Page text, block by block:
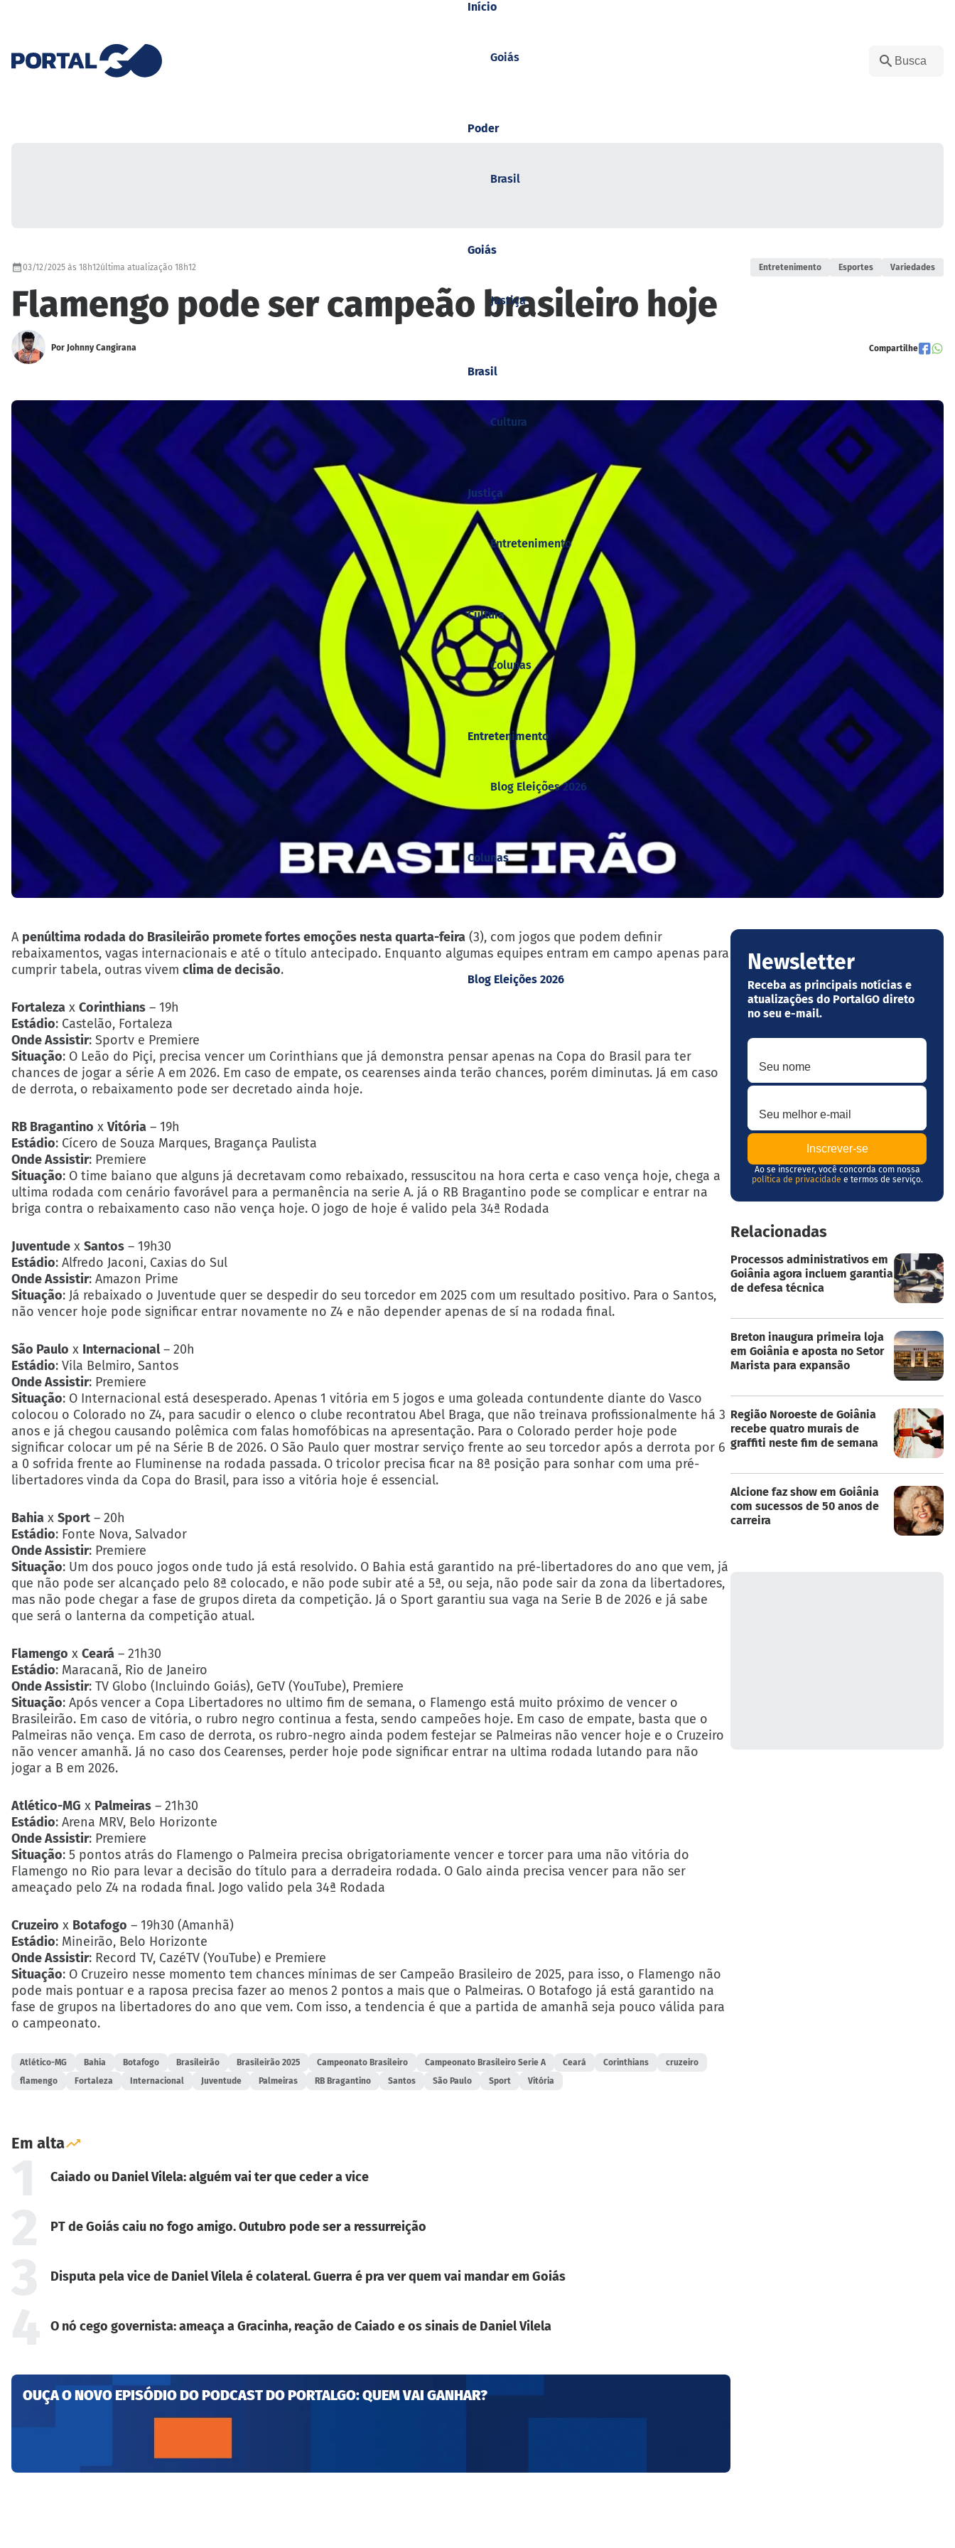
Goiás
Brasil
Justiça
Cultura
Entretenimento
Colunas
Blog Eleições 2026
Início
Poder
Goiás
Brasil
Justiça
Cultura
Entretenimento
Colunas
Blog Eleições 2026
03/12/2025 às 18h12última atualização 18h12 Entretenimento Esportes Variedades
Flamengo pode ser campeão brasileiro hoje
Por Johnny Cangirana Compartilhe
A penúltima rodada do Brasileirão promete fortes emoções nesta quarta-feira (3), com jogos que podem definir
rebaixamentos, vagas internacionais e até o título antecipado. Enquanto algumas equipes entram em campo apenas para
cumprir tabela, outras vivem clima de decisão.
Fortaleza x Corinthians – 19h
Estádio: Castelão, Fortaleza
Onde Assistir: Sportv e Premiere
Situação: O Leão do Piçi, precisa vencer um Corinthians que já demonstra pensar apenas na Copa do Brasil para ter
chances de jogar a série A em 2026. Em caso de empate, os cearenses ainda terão chances, porém diminutas. Já em caso
de derrota, o rebaixamento pode ser decretado ainda hoje.
RB Bragantino x Vitória – 19h
Estádio: Cícero de Souza Marques, Bragança Paulista
Onde Assistir: Premiere
Situação: O time baiano que alguns já decretavam como rebaixado, ressuscitou na hora certa e caso vença hoje, chega a
ultima rodada com cenário favorável para a permanência na serie A. já o RB Bragantino pode se complicar e entrar na
briga contra o rebaixamento caso não vença hoje. O jogo de hoje é valido pela 34ª Rodada
Juventude x Santos – 19h30
Estádio: Alfredo Jaconi, Caxias do Sul
Onde Assistir: Amazon Prime
Situação: Já rebaixado o Juventude quer se despedir do seu torcedor em 2025 com um resultado positivo. Para o Santos,
não vencer hoje pode significar entrar novamente no Z4 e não depender apenas de sí na rodada final.
São Paulo x Internacional– 20h
Estádio: Vila Belmiro, Santos
Onde Assistir: Premiere
Situação: O Internacional está desesperado. Apenas 1 vitória em 5 jogos e uma goleada contundente diante do Vasco
colocou o Colorado no Z4, para sacudir o elenco o clube recontratou Abel Braga, que não treinava profissionalmente há 3
anos e já chegou causando polêmica com falas homofóbicas na apresentação. Para o Colorado perder hoje pode
significar colocar um pé na Série B de 2026. O São Paulo quer mostrar serviço frente ao seu torcedor após a derrota por 6
a 0 sofrida frente ao Fluminense na rodada passada. O tricolor precisa ficar na 8ª posição para sonhar com uma pré-
libertadores vinda da Copa do Brasil, para isso a vitória hoje é essencial.
Bahia x Sport – 20h
Estádio: Fonte Nova, Salvador
Onde Assistir: Premiere
Situação: Um dos pouco jogos onde tudo já está resolvido. O Bahia está garantido na pré-libertadores do ano que vem, já
que não pode ser alcançado pelo 8ª colocado, e não pode subir até a 5ª, ou seja, não pode sair da zona da libertadores,
mas não pode chegar a fase de grupos direta da competição. Já o Sport garantiu sua vaga na Serie B de 2026 e já sabe
que será o lanterna da competição atual.
Flamengo x Ceará – 21h30
Estádio: Maracanã, Rio de Janeiro
Onde Assistir: TV Globo (Incluindo Goiás), GeTV (YouTube), Premiere
Situação: Após vencer a Copa Libertadores no ultimo fim de semana, o Flamengo está muito próximo de vencer o
Brasileirão. Em caso de vitória, o rubro negro continua a festa, sendo campeões hoje. Em caso de empate, basta que o
Palmeiras não vença. Em caso de derrota, os rubro-negro ainda podem festejar se Palmeiras não vencer hoje e o Cruzeiro
não vencer amanhã. Já no caso dos Cearenses, perder hoje pode significar entrar na ultima rodada lutando para não
jogar a B em 2026.
Atlético-MG x Palmeiras – 21h30
Estádio: Arena MRV, Belo Horizonte
Onde Assistir: Premiere
Situação: 5 pontos atrás do Flamengo o Palmeira precisa obrigatoriamente vencer e torcer para uma não vitória do
Flamengo no Rio para levar a decisão do título para a derradeira rodada. O Galo ainda precisa vencer para não ser
ameaçado pelo Z4 na rodada final. Jogo valido pela 34ª Rodada
Cruzeiro x Botafogo – 19h30 (Amanhã)
Estádio: Mineirão, Belo Horizonte
Onde Assistir: Record TV, CazéTV (YouTube) e Premiere
Situação: O Cruzeiro nesse momento tem chances mínimas de ser Campeão Brasileiro de 2025, para isso, o Flamengo não
pode mais pontuar e a raposa precisa fazer ao menos 2 pontos a mais que o Palmeiras. O Botafogo já está garantido na
fase de grupos na libertadores do ano que vem. Com isso, a tendencia é que a partida de amanhã seja pouco válida para
o campeonato.
Atlético-MG Bahia Botafogo Brasileirão Brasileirão 2025 Campeonato Brasileiro Campeonato Brasileiro Serie A Ceará Corinthians
cruzeiro
flamengo
Fortaleza Internacional Juventude Palmeiras RB Bragantino Santos São Paulo Sport Vitória
Em alta
Caiado ou Daniel Vilela: alguém vai ter que ceder a vice
PT de Goiás caiu no fogo amigo. Outubro pode ser a ressurreição
Disputa pela vice de Daniel Vilela é colateral. Guerra é pra ver quem vai mandar em Goiás
O nó cego governista: ameaça a Gracinha, reação de Caiado e os sinais de Daniel Vilela
OUÇA O NOVO EPISÓDIO DO PODCAST DO PORTALGO: QUEM VAI GANHAR?
Newsletter
Receba as principais notícias e
atualizações do PortalGO direto
no seu e-mail.
Seu nome
Seu melhor e-mail
Ao se inscrever, você concorda com nossa
política de privacidade e termos de serviço.
Relacionadas
Processos administrativos em
Goiânia agora incluem garantia
de defesa técnica
Breton inaugura primeira loja
em Goiânia e aposta no Setor
Marista para expansão
Região Noroeste de Goiânia
recebe quatro murais de
graffiti neste fim de semana
Alcione faz show em Goiânia
com sucessos de 50 anos de
carreira